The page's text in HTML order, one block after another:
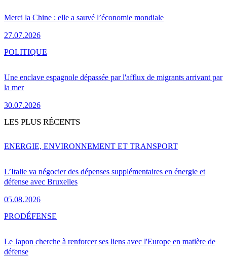
Merci la Chine : elle a sauvé l’économie mondiale
27.07.2026
Une enclave espagnole dépassée par l'afflux de migrants arrivant par
la mer
30.07.2026
POLITIQUE
LES PLUS RÉCENTS
L’Italie va négocier des dépenses supplémentaires en énergie et
défense avec Bruxelles
05.08.2026
ENERGIE, ENVIRONNEMENT ET TRANSPORT
Le Japon cherche à renforcer ses liens avec l'Europe en matière de
défense
PRODÉFENSE